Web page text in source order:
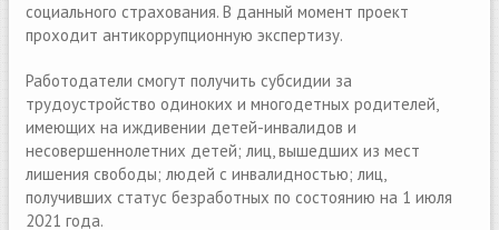
социального страхования. В данный момент проект
проходит антикоррупционную экспертизу.
Работодатели смогут получить субсидии за
трудоустройство одиноких и многодетных родителей,
имеющих на иждивении детей-инвалидов и
несовершеннолетних детей; лиц, вышедших из мест
лишения свободы; людей с инвалидностью; лиц,
получивших статус безработных по состоянию на 1 июля
2021 года.